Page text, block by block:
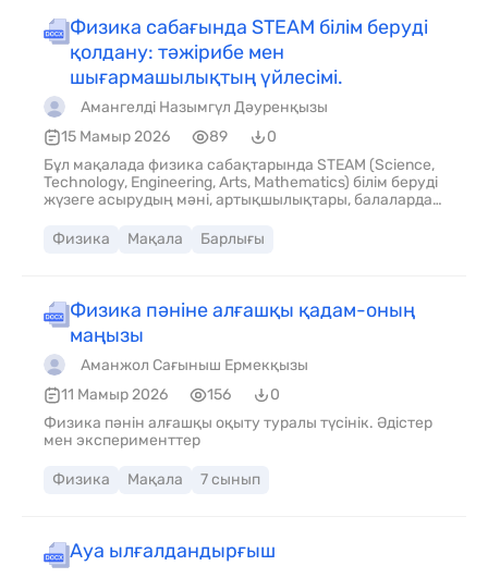
Физика сабағында STEAM білім беруді
қолдану: тәжірибе мен
шығармашылықтың үйлесімі.
Амангелді Назымгүл Дәуренқызы
15 Мамыр 2026
89
0
Бұл мақалада физика сабақтарында STEAM (Science,
Technology, Engineering, Arts, Mathematics) білім беруді
жүзеге асырудың мәні, артықшылықтары, балаларда
сипатталған. STEAM тәсілі оқушылардың теориялық
білімін тәжірибемен ұштастырып, олардың
Физика Мақала Барлығы
Физика пәніне алғашқы қадам-оның
маңызы
Аманжол Сағыныш Ермекқызы
11 Мамыр 2026
156
0
Физика пәнін алғашқы оқыту туралы түсінік. Әдістер
мен эксперименттер
Физика Мақала 7 сынып
Ауа ылғалдандырғыш